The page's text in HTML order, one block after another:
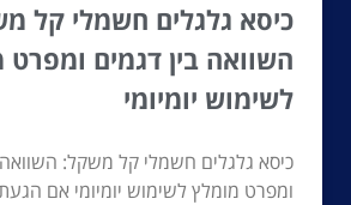
כיסא גלגלים חשמלי קל
השוואה בין דגמים
לשימוש יומיומי
כיסא גלגלים חשמלי קל משקל: השוואה
ומפרט מומלץ לשימוש יומיומי אם